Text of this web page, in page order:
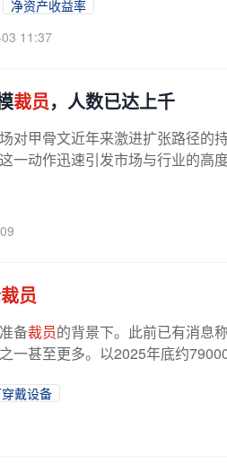
净资产收益率
11:37
裁员，人数已达上千
对甲骨文近年来激进扩张路径的
一动作迅速引发市场与行业的高
裁员
备裁员的背景下。此前已有消息
一甚至更多。以2025年底约
戴设备